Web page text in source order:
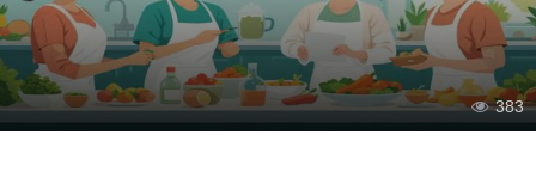
383